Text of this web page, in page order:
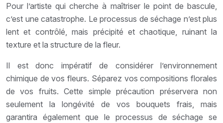
Pour l’artiste qui cherche à maîtriser le point de bascule,
c’est une catastrophe. Le processus de séchage n’est plus
lent et contrôlé, mais précipité et chaotique, ruinant la
texture et la structure de la fleur.
Il est donc impératif de considérer l’environnement
chimique de vos fleurs. Séparez vos compositions florales
de vos fruits. Cette simple précaution préservera non
seulement la longévité de vos bouquets frais, mais
garantira également que le processus de séchage se